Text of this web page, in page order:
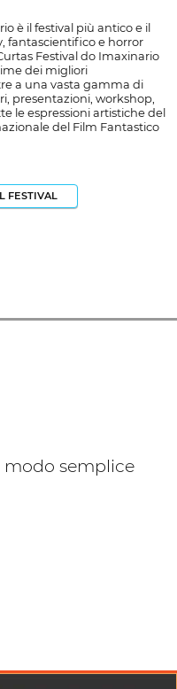
è il festival più antico e il
fantascientifico e horror
Festival do Imaxinario
dei migliori
a una vasta gamma di
presentazioni, workshop,
le espressioni artistiche del
del Film Fantastico
FESTIVAL
semplice